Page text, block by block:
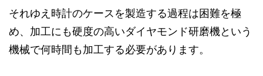
それゆえ時計のケースを製造する過程は困難を極
め、加工にも硬度の高いダイヤモンド研磨機という
機械で何時間も加工する必要があります。